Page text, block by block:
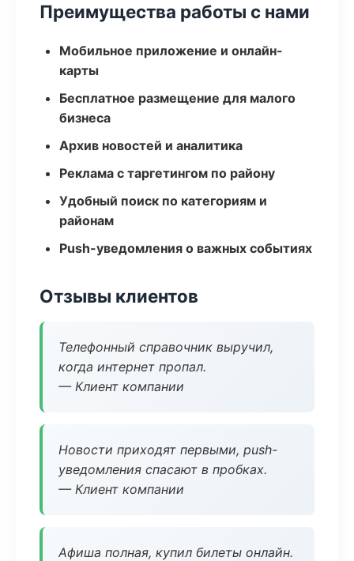
Преимущества работы с нами
Мобильное приложение и онлайн-
карты
Бесплатное размещение для малого
бизнеса
Архив новостей и аналитика
Реклама с таргетингом по району
Удобный поиск по категориям и
районам
Push-уведомления о важных событиях
Отзывы клиентов
Телефонный справочник выручил,
когда интернет пропал.
— Клиент компании
Новости приходят первыми, push-
уведомления спасают в пробках.
— Клиент компании
Афиша полная, купил билеты онлайн.